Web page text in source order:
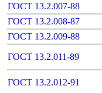
ГОСТ 13.2.007-88
ГОСТ 13.2.008-87
ГОСТ 13.2.009-88
ГОСТ 13.2.011-89
ГОСТ 13.2.012-91